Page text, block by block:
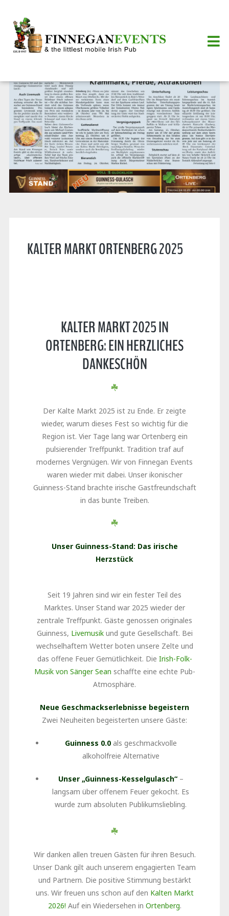
KALTER MARKT ORTENBERG 2025
KALTER MARKT 2025 IN
ORTENBERG: EIN HERZLICHES
DANKESCHÖN
Der Kalte Markt 2025 ist zu Ende. Er zeigte
wieder, warum dieses Fest so wichtig für die
Region ist. Vier Tage lang war Ortenberg ein
pulsierender Treffpunkt. Tradition traf auf
modernes Vergnügen. Wir von Finnegan Events
waren wieder mit dabei. Unser ikonischer
Guinness-Stand brachte irische Gastfreundschaft
in das bunte Treiben.
Unser Guinness-Stand: Das irische
Herzstück
Seit 19 Jahren sind wir ein fester Teil des
Marktes. Unser Stand war 2025 wieder der
zentrale Treffpunkt. Gäste genossen originales
Guinness, Livemusikund gute Gesellschaft. Bei
wechselhaftem Wetter boten unsere Zelte und
das offene Feuer Gemütlichkeit. Die Irish-Folk-
Musik von Sänger Sean schaffte eine echte Pub-
Atmosphäre.
Neue Geschmackserlebnisse begeistern
Zwei Neuheiten begeisterten unsere Gäste:
Guinness 0.0als geschmackvolle
alkoholfreie Alternative
Unser „Guinness-Kesselgulasch“–
langsam über offenem Feuer gekocht. Es
wurde zum absoluten Publikumsliebling.
Wir danken allen treuen Gästen für ihren Besuch.
Unser Dank gilt auch unserem engagierten Team
und Partnern. Die positive Stimmung bestärkt
uns. Wir freuen uns schon auf den Kalten Markt
2026! Auf ein Wiedersehen in Ortenberg.